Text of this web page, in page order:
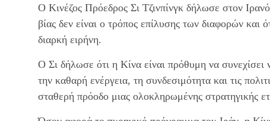
Ο Κινέζος Πρόεδρος Σι Τζινπίνγκ δήλωσε στον
βίας δεν είναι ο τρόπος επίλυσης των διαφορών και
διαρκή ειρήνη.
Ο Σι δήλωσε ότι η Κίνα είναι πρόθυμη να συνεχίσει
την καθαρή ενέργεια, τη συνδεσιμότητα και τις
σταθερή πρόοδο μιας ολοκληρωμένης στρατηγικής